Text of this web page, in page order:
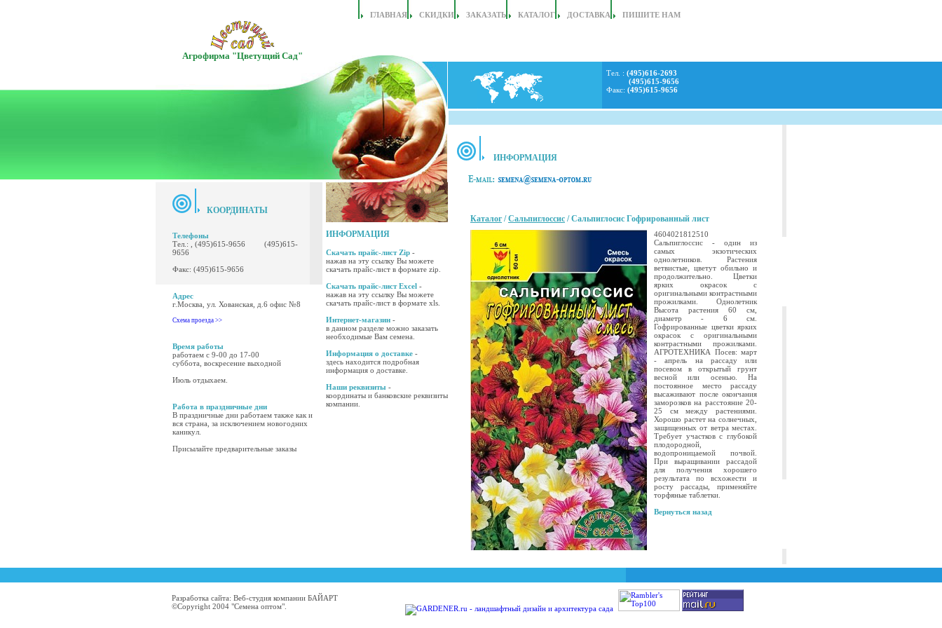
Агрофирма "Цветущий Сад"
ГЛАВНАЯ СКИДКИ ЗАКАЗАТЬ КАТАЛОГ ДОСТАВКА ПИШИТЕ НАМ
КООРДИНАТЫ
Телефоны
Тел.: , (495)615-9656 (495)615-
9656
Факс: (495)615-9656
Адрес
г.Москва, ул. Хованская, д.6 офис №8
Схема проезда >>
Время работы
работаем с 9-00 до 17-00
суббота, воскресение выходной
Июль отдыхаем.
Работа в праздничные дни
В праздничные дни работаем также как и
вся страна, за исключением новогодних
каникул.
Присылайте предварительные заказы
ИНФОРМАЦИЯ
Скачать прайс-лист Zip -
нажав на эту ссылку Вы можете
скачать прайс-лист в формате zip.
Скачать прайс-лист Excel -
нажав на эту ссылку Вы можете
скачать прайс-лист в формате xls.
Интернет-магазин -
в данном разделе можно заказать
необходимые Вам семена.
Информация о доставке -
здесь находится подробная
информация о доставке.
Наши реквизиты -
координаты и банковские реквизиты
компании.
Тел. : (495)616-2693
(495)615-9656
Факс: (495)615-9656
ИНФОРМАЦИЯ
Каталог/Сальпиглоссис / Сальпиглосис Гофрированный лист
4604021812510
Сальпиглоссис - один из
самых экзотических
однолетников. Растения
ветвистые, цветут обильно и
продолжительно. Цветки
ярких окрасок с
оригинальными контрастными
прожилками. Однолетник
Высота растения 60 см,
диаметр - 6 см.
Гофрированные цветки ярких
окрасок с оригинальными
контрастными прожилками.
АГРОТЕХНИКА Посев: март
- апрель на рассаду или
посевом в открытый грунт
весной или осенью. На
постоянное место рассаду
высаживают после окончания
заморозков на расстояние 20-
25 см между растениями.
Хорошо растет на солнечных,
защищенных от ветра местах.
Требует участков с глубокой
плодородной,
водопроницаемой почвой.
При выращивании рассадой
для получения хорошего
результата по всхожести и
росту рассады, применяйте
торфяные таблетки.
Вернуться назад
Разработка сайта: Веб-студия компании БАЙАРТ
©Copyright 2004 "Семена оптом".